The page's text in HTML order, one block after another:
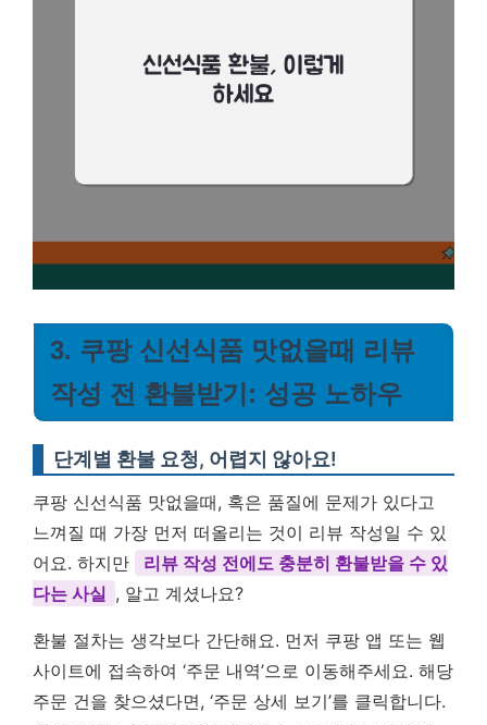
3. 쿠팡 신선식품 맛없을때 리뷰
작성 전 환불받기: 성공 노하우
단계별 환불 요청, 어렵지 않아요!
쿠팡 신선식품 맛없을때, 혹은 품질에 문제가 있다고
느껴질 때 가장 먼저 떠올리는 것이 리뷰 작성일 수 있
어요. 하지만
리뷰 작성 전에도 충분히 환불받을 수 있
다는 사실 , 알고 계셨나요?
환불 절차는 생각보다 간단해요. 먼저 쿠팡 앱 또는 웹
사이트에 접속하여 ‘주문 내역’으로 이동해주세요. 해당
주문 건을 찾으셨다면, ‘주문 상세 보기’를 클릭합니다.